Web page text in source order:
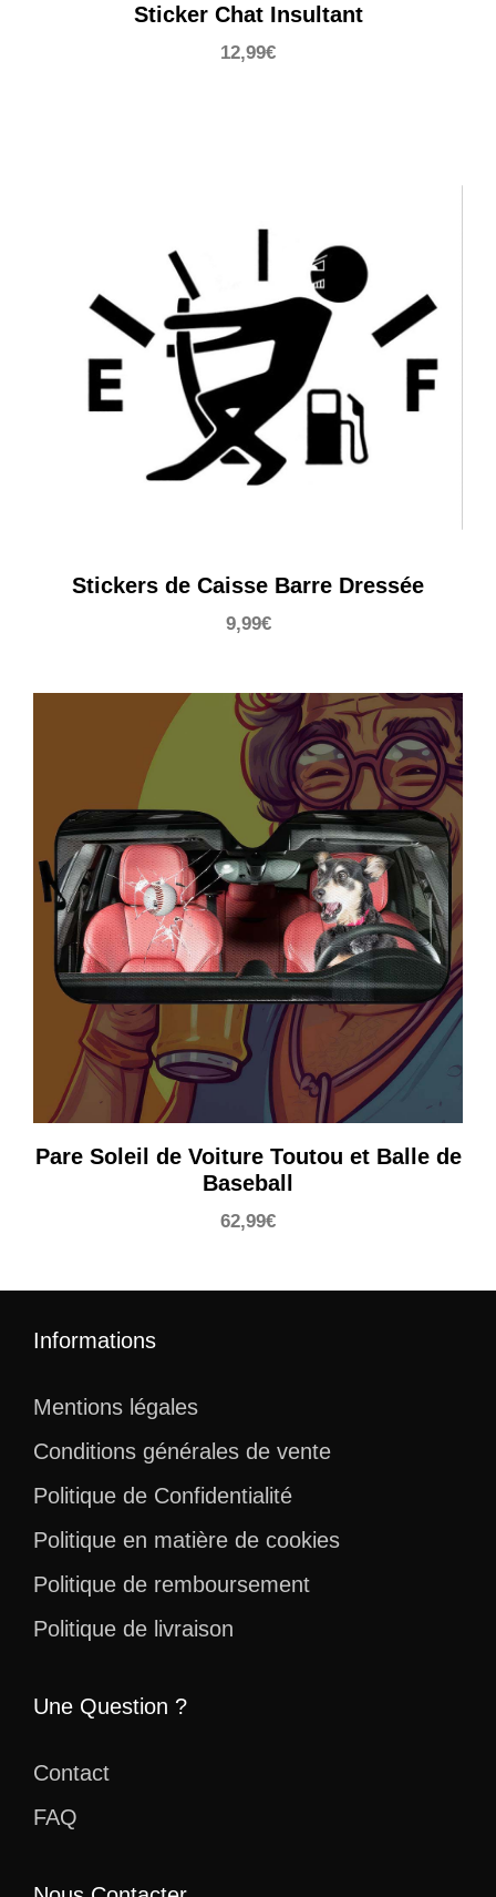
Sticker Chat Insultant
12,99€
Stickers de Caisse Barre Dressée
9,99€
Pare Soleil de Voiture Toutou et Balle de
Baseball
62,99€
Informations
Mentions légales
Conditions générales de vente
Politique de Confidentialité
Politique en matière de cookies
Politique de remboursement
Politique de livraison
Une Question ?
Contact
FAQ